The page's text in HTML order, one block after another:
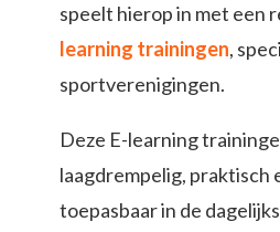
speelt hierop in met een
learning trainingen,
sportverenigingen.
Deze E-learning
laagdrempelig, praktisch
toepasbaar in de